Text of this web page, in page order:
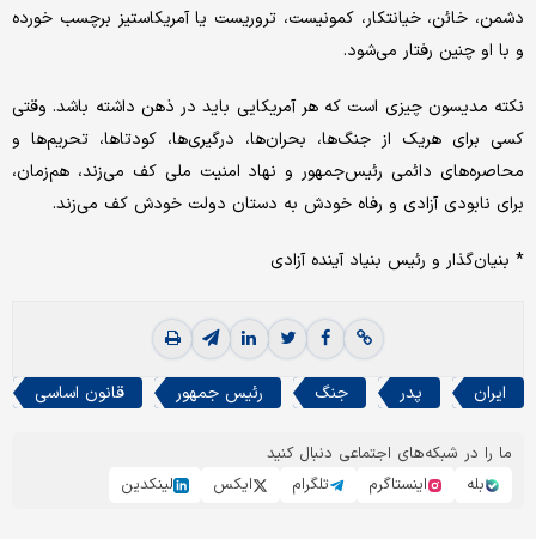
دشمن، خائن، خیانتکار، کمونیست، تروریست یا آمریکاستیز برچسب خورده
و با او چنین رفتار می‌شود.
نکته مدیسون چیزی است که هر آمریکایی باید در ذهن داشته باشد. وقتی
کسی برای هریک از جنگ‌ها، بحران‌ها، درگیری‌ها، کودتاها، تحریم‌ها و
محاصره‌های دائمی رئیس‌جمهور و نهاد امنیت ملی کف می‌زند، هم‌زمان،
برای نابودی آزادی و رفاه خودش به دستان دولت خودش کف می‌زند.
* بنیان‌گذار و رئیس بنیاد آینده آزادی
ایران پدر جنگ رئیس جمهور قانون اساسی
ما را در شبکه‌های اجتماعی دنبال کنید
بله
اینستاگرم تلگرام ایکس لینکدین